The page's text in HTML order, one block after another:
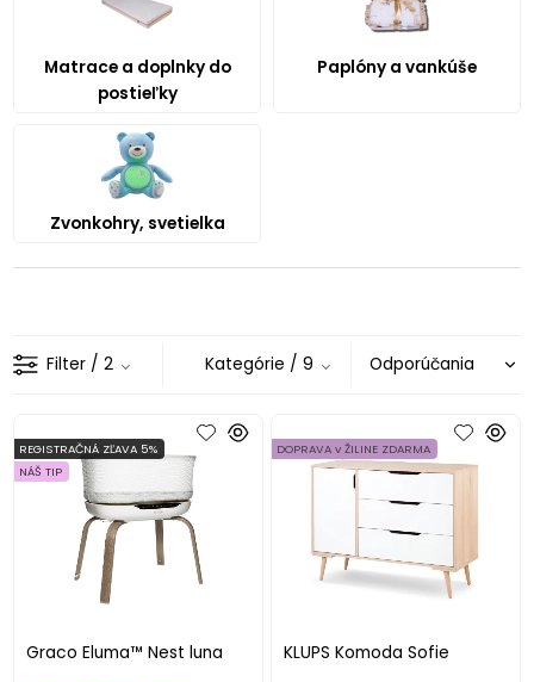
Matrace a doplnky do
postieľky
Paplóny a vankúše
Zvonkohry, svetielka
Filter / 2 Kategórie / 9
Graco Eluma™ Nest luna
REGISTRAČNÁ ZĽAVA 5%
NÁŠ TIP
KLUPS Komoda Sofie
DOPRAVA v ŽILINE ZDARMA